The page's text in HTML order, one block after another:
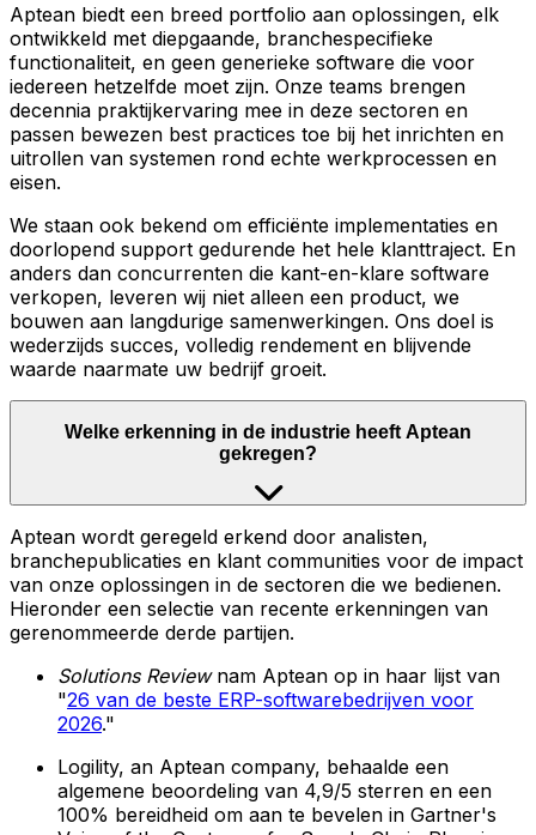
Aptean biedt een breed portfolio aan oplossingen, elk
ontwikkeld met diepgaande, branchespecifieke
functionaliteit, en geen generieke software die voor
iedereen hetzelfde moet zijn. Onze teams brengen
decennia praktijkervaring mee in deze sectoren en
passen bewezen best practices toe bij het inrichten en
uitrollen van systemen rond echte werkprocessen en
eisen.
We staan ook bekend om efficiënte implementaties en
doorlopend support gedurende het hele klanttraject. En
anders dan concurrenten die kant-en-klare software
verkopen, leveren wij niet alleen een product, we
bouwen aan langdurige samenwerkingen. Ons doel is
wederzijds succes, volledig rendement en blijvende
waarde naarmate uw bedrijf groeit.
Welke erkenning in de industrie heeft Aptean
gekregen?
Aptean wordt geregeld erkend door analisten,
branchepublicaties en klant communities voor de impact
van onze oplossingen in de sectoren die we bedienen.
Hieronder een selectie van recente erkenningen van
gerenommeerde derde partijen.
Solutions Reviewnam Aptean op in haar lijst van
"26 van de beste ERP-softwarebedrijven voor
2026."
Logility, an Aptean company, behaalde een
algemene beoordeling van 4,9/5 sterren en een
100% bereidheid om aan te bevelen in Gartner's